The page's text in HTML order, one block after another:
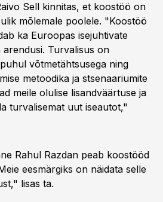
Sell kinnitas, et koostöö on
mõlemale poolele. "Koostöö
ka Euroopas isejuhtivate
Turvalisus on
võtmetähtsusega ning
metoodika ja stsenaariumite
meile olulise lisandväärtuse ja
turvalisemat uut iseautot,"
Rahul Razdan peab koostööd
eesmärgiks on näidata selle
lisas ta.